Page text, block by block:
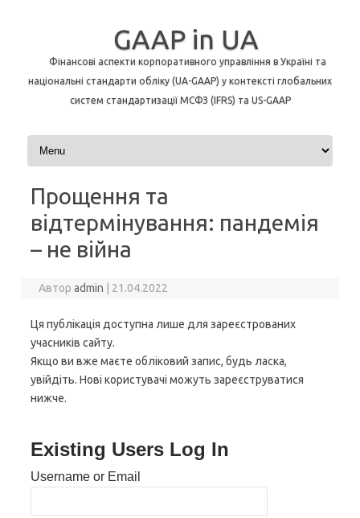
GAAP in UA
Фінансові аспекти корпоративного управління в Україні та
національні стандарти обліку (UA-GAAP) у контексті глобальних
систем стандартизації МСФЗ (IFRS) та US-GAAP
Перейти до контенту
Прощення та
відтермінування: пандемія
– не війна
Авторadmin 21.04.2022
Ця публікація доступна лише для зареєстрованих
учасників сайту.
Якщо ви вже маєте обліковий запис, будь ласка,
увійдіть. Нові користувачі можуть зареєструватися
нижче.
Existing Users Log In
Username or Email